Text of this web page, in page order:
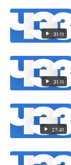
31:11
31:11
27:41